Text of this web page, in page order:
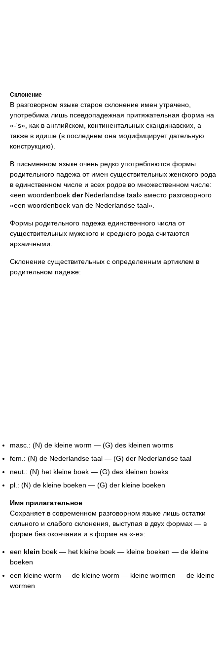
Склонение
В разговорном языке старое склонение имен утрачено,
употребима лишь псевдопадежная притяжательная форма на
«-'s», как в английском, континентальных скандинавских, а
также в идише (в последнем она модифицирует дательную
конструкцию).
В письменном языке очень редко употребляются формы
родительного падежа от имен существительных женского рода
в единственном числе и всех родов во множественном числе:
«een woordenboek derNederlandse taal» вместо разговорного
«een woordenboek van de Nederlandse taal».
Формы родительного падежа единственного числа от
существительных мужского и среднего рода считаются
архаичными.
Склонение существительных с определенным артиклем в
родительном падеже:
masc.: (N) de kleine worm — (G) des kleinen worms
fem.: (N) de Nederlandse taal — (G) der Nederlandse taal
neut.: (N) het kleine boek — (G) des kleinen boeks
pl.: (N) de kleine boeken — (G) der kleine boeken
Имя прилагательное
Сохраняет в современном разговорном языке лишь остатки
сильного и слабого склонения, выступая в двух формах — в
форме без окончания и в форме на «-e»:
een klein boek — het kleine boek — kleine boeken — de kleine
boeken
een kleine worm — de kleine worm — kleine wormen — de kleine
wormen